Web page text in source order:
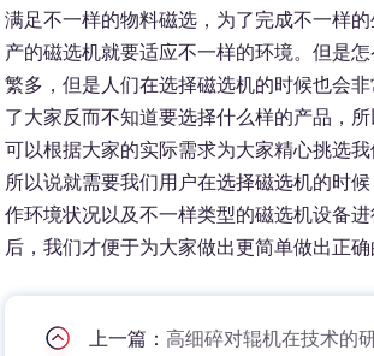
满足不一样的物料磁选，为了完成不一样
产的磁选机就要适应不一样的环境。但是
繁多，但是人们在选择磁选机的时候也会
了大家反而不知道要选择什么样的产品，
可以根据大家的实际需求为大家精心挑选我
所以说就需要我们用户在选择磁选机的时
作环境状况以及不一样类型的磁选机设备
后，我们才便于为大家做出更简单做出正确
上一篇：高细碎对辊机在技术的